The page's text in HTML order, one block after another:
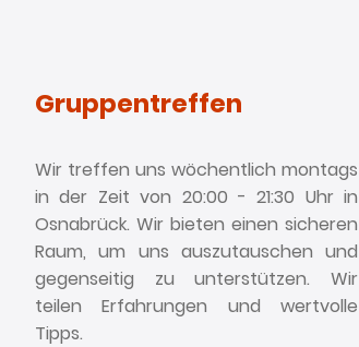
Gruppentreffen
Wir treffen uns wöchentlich montags
in der Zeit von 20:00 - 21:30 Uhr in
Osnabrück. Wir bieten einen sicheren
Raum, um uns auszutauschen und
gegenseitig zu unterstützen. Wir
teilen Erfahrungen und wertvolle
Tipps.